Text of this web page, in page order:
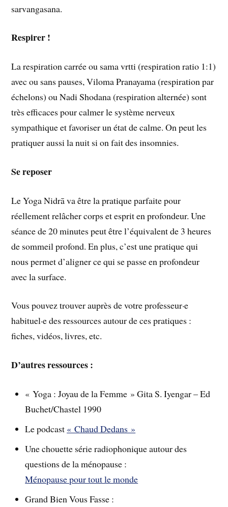
sarvangasana.
Respirer !
La respiration carrée ou sama vrtti (respiration ratio 1:1)
avec ou sans pauses, Viloma Pranayama (respiration par
échelons) ou Nadi Shodana (respiration alternée) sont
très efficaces pour calmer le système nerveux
sympathique et favoriser un état de calme. On peut les
pratiquer aussi la nuit si on fait des insomnies.
Se reposer
Le Yoga Nidrā va être la pratique parfaite pour
réellement relâcher corps et esprit en profondeur. Une
séance de 20 minutes peut être l’équivalent de 3 heures
de sommeil profond. En plus, c’est une pratique qui
nous permet d’aligner ce qui se passe en profondeur
avec la surface.
Vous pouvez trouver auprès de votre professeur·e
habituel·e des ressources autour de ces pratiques :
fiches, vidéos, livres, etc.
D’autres ressources :
« Yoga : Joyau de la Femme » Gita S. Iyengar – Ed
Buchet/Chastel 1990
Le podcast « Chaud Dedans »
Une chouette série radiophonique autour des
questions de la ménopause :
Ménopause pour tout le monde
Grand Bien Vous Fasse :